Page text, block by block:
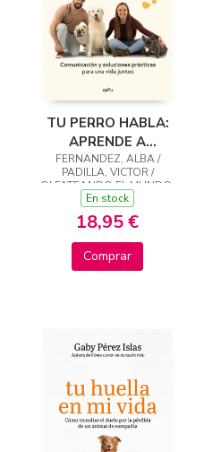
TU PERRO HABLA:
APRENDE A
ENTENDERLO
FERNANDEZ, ALBA /
PADILLA, VICTOR /
OLFATEANDO EL MUNDO,
En stock
18,95 €
Comprar